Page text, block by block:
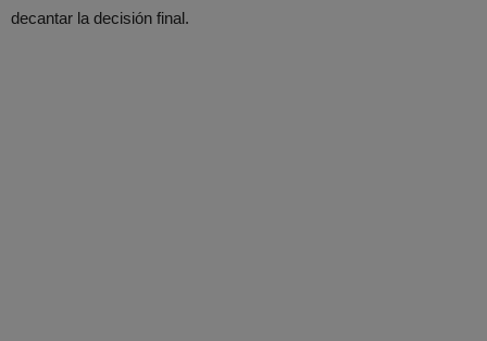
decantar la decisión final.